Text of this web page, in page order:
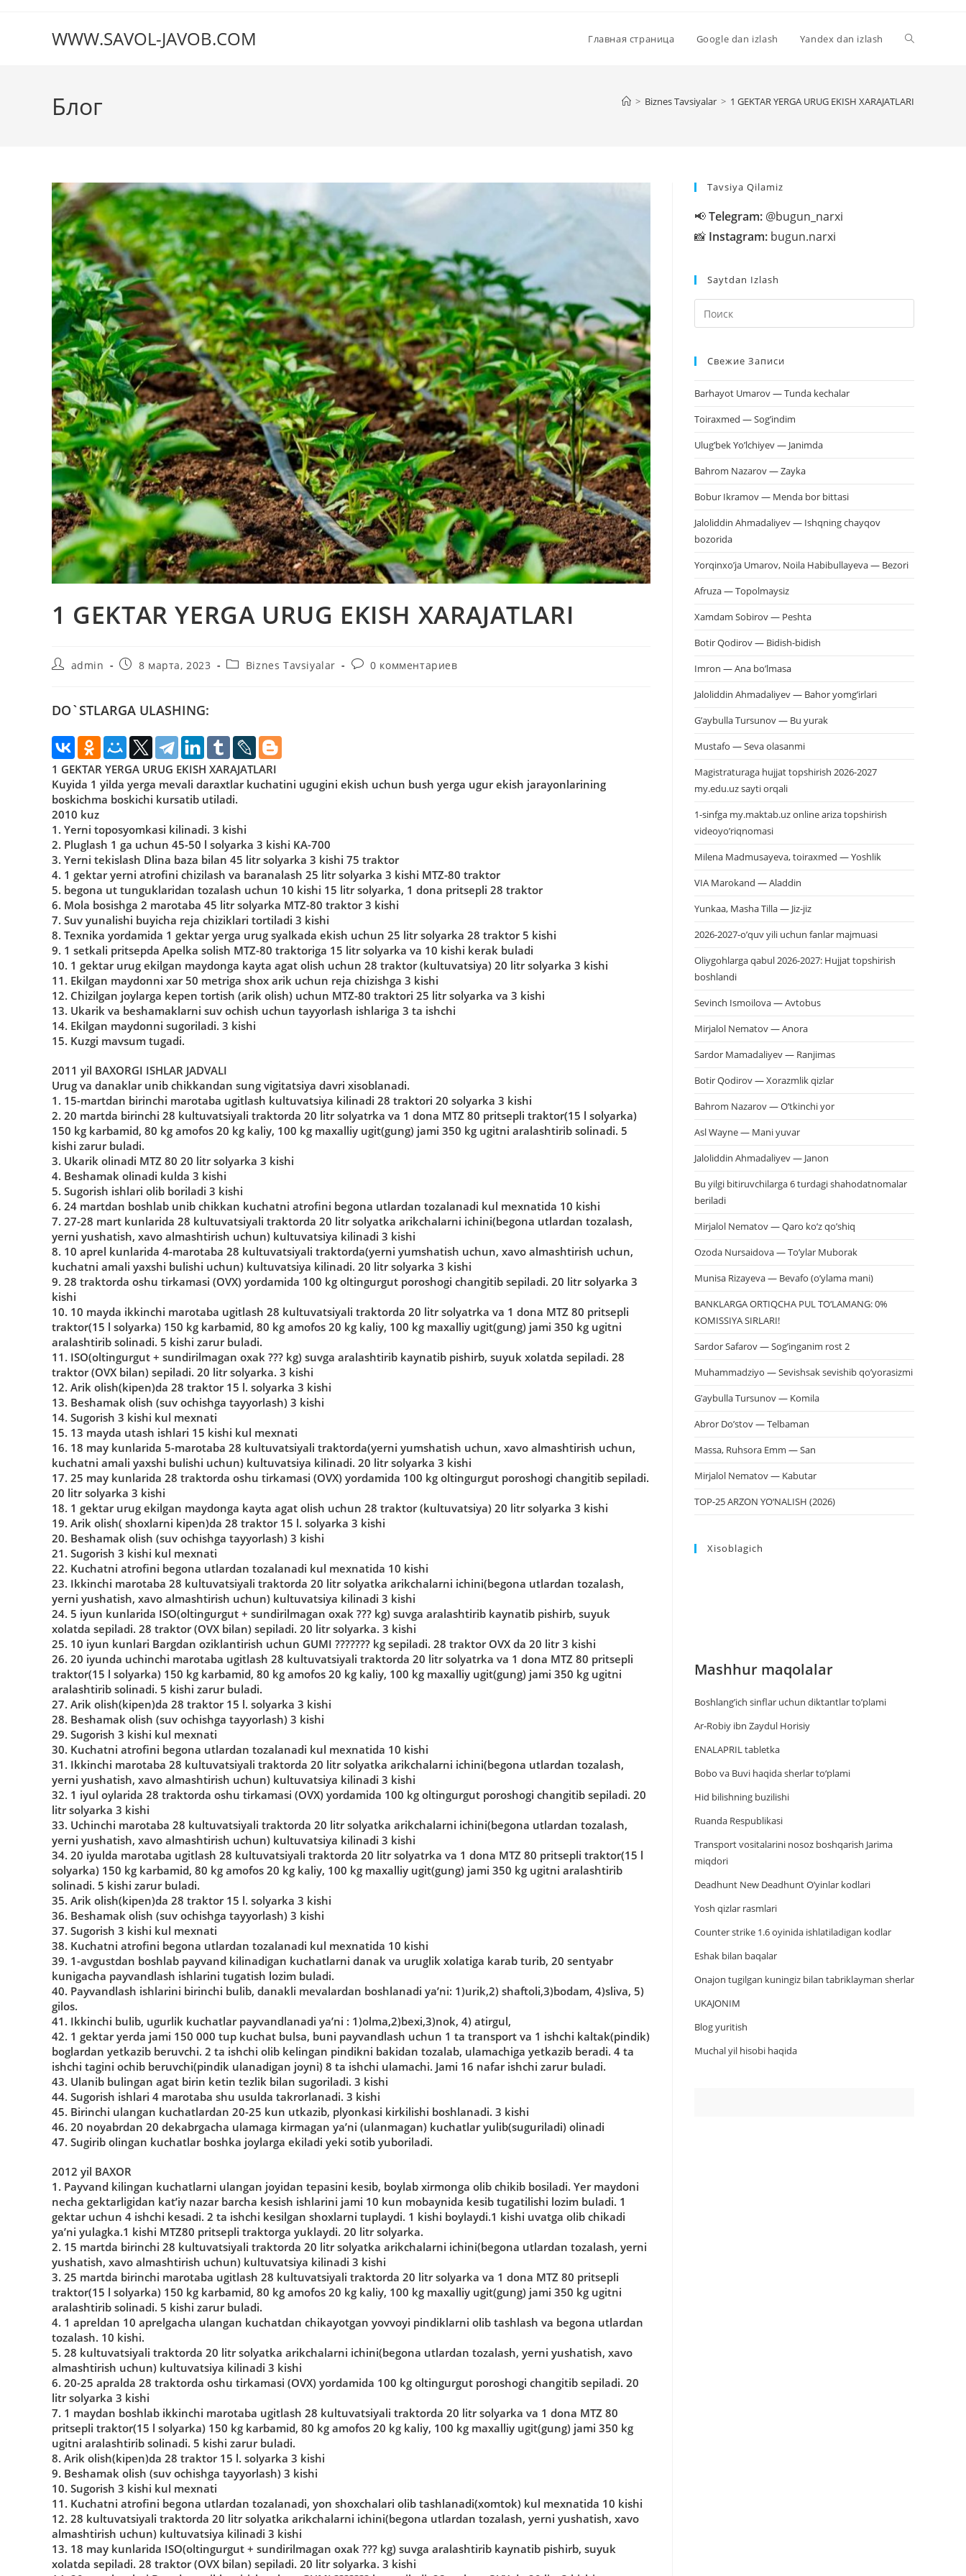
содержимомуWWW.SAVOL-JAVOB.COM Главная страница Google dan izlash Yandex dan izlash
Блог > Biznes Tavsiyalar > 1 GЕKTAR YERGA URUG EKISH XARAJATLARI
1 GЕKTAR YERGA URUG EKISH XARAJATLARI
Авторadmin
Запись8 марта, 2023
РубрикаBiznes Tavsiyalar
Комментарии
0 комментариев
DO`STLARGA ULASHING:
1 GЕKTAR YERGA URUG EKISH XARAJATLARI
Kuyida 1 yilda yerga mevali daraxtlar kuchatini ugugini ekish uchun bush yerga ugur ekish jarayonlarining
boskichma boskichi kursatib utiladi.
2010 kuz
1. Yerni toposyomkasi kilinadi. 3 kishi
2. Pluglash 1 ga uchun 45-50 l solyarka 3 kishi KA-700
3. Yerni tekislash Dlina baza bilan 45 litr solyarka 3 kishi 75 traktor
4. 1 gektar yerni atrofini chizilash va baranalash 25 litr solyarka 3 kishi MTZ-80 traktor
5. begona ut tunguklaridan tozalash uchun 10 kishi 15 litr solyarka, 1 dona pritsepli 28 traktor
6. Mola bosishga 2 marotaba 45 litr solyarka MTZ-80 traktor 3 kishi
7. Suv yunalishi buyicha reja chiziklari tortiladi 3 kishi
8. Texnika yordamida 1 gektar yerga urug syalkada ekish uchun 25 litr solyarka 28 traktor 5 kishi
9. 1 setkali pritsepda Apelka solish MTZ-80 traktoriga 15 litr solyarka va 10 kishi kerak buladi
10. 1 gektar urug ekilgan maydonga kayta agat olish uchun 28 traktor (kultuvatsiya) 20 litr solyarka 3 kishi
11. Ekilgan maydonni xar 50 metriga shox arik uchun reja chizishga 3 kishi
12. Chizilgan joylarga kepen tortish (arik olish) uchun MTZ-80 traktori 25 litr solyarka va 3 kishi
13. Ukarik va beshamaklarni suv ochish uchun tayyorlash ishlariga 3 ta ishchi
14. Ekilgan maydonni sugoriladi. 3 kishi
15. Kuzgi mavsum tugadi.
2011 yil BAXORGI ISHLAR JADVALI
Urug va danaklar unib chikkandan sung vigitatsiya davri xisoblanadi.
1. 15-martdan birinchi marotaba ugitlash kultuvatsiya kilinadi 28 traktori 20 solyarka 3 kishi
2. 20 martda birinchi 28 kultuvatsiyali traktorda 20 litr solyatrka va 1 dona MTZ 80 pritsepli traktor(15 l solyarka)
150 kg karbamid, 80 kg amofos 20 kg kaliy, 100 kg maxalliy ugit(gung) jami 350 kg ugitni aralashtirib solinadi. 5
kishi zarur buladi.
3. Ukarik olinadi MTZ 80 20 litr solyarka 3 kishi
4. Beshamak olinadi kulda 3 kishi
5. Sugorish ishlari olib boriladi 3 kishi
6. 24 martdan boshlab unib chikkan kuchatni atrofini begona utlardan tozalanadi kul mexnatida 10 kishi
7. 27-28 mart kunlarida 28 kultuvatsiyali traktorda 20 litr solyatka arikchalarni ichini(begona utlardan tozalash,
yerni yushatish, xavo almashtirish uchun) kultuvatsiya kilinadi 3 kishi
8. 10 aprel kunlarida 4-marotaba 28 kultuvatsiyali traktorda(yerni yumshatish uchun, xavo almashtirish uchun,
kuchatni amali yaxshi bulishi uchun) kultuvatsiya kilinadi. 20 litr solyarka 3 kishi
9. 28 traktorda oshu tirkamasi (OVX) yordamida 100 kg oltingurgut poroshogi changitib sepiladi. 20 litr solyarka 3
kishi
10. 10 mayda ikkinchi marotaba ugitlash 28 kultuvatsiyali traktorda 20 litr solyatrka va 1 dona MTZ 80 pritsepli
traktor(15 l solyarka) 150 kg karbamid, 80 kg amofos 20 kg kaliy, 100 kg maxalliy ugit(gung) jami 350 kg ugitni
aralashtirib solinadi. 5 kishi zarur buladi.
11. ISO(oltingurgut + sundirilmagan oxak ??? kg) suvga aralashtirib kaynatib pishirb, suyuk xolatda sepiladi. 28
traktor (OVX bilan) sepiladi. 20 litr solyarka. 3 kishi
12. Arik olish(kipen)da 28 traktor 15 l. solyarka 3 kishi
13. Beshamak olish (suv ochishga tayyorlash) 3 kishi
14. Sugorish 3 kishi kul mexnati
15. 13 mayda utash ishlari 15 kishi kul mexnati
16. 18 may kunlarida 5-marotaba 28 kultuvatsiyali traktorda(yerni yumshatish uchun, xavo almashtirish uchun,
kuchatni amali yaxshi bulishi uchun) kultuvatsiya kilinadi. 20 litr solyarka 3 kishi
17. 25 may kunlarida 28 traktorda oshu tirkamasi (OVX) yordamida 100 kg oltingurgut poroshogi changitib sepiladi.
20 litr solyarka 3 kishi
18. 1 gektar urug ekilgan maydonga kayta agat olish uchun 28 traktor (kultuvatsiya) 20 litr solyarka 3 kishi
19. Arik olish( shoxlarni kipen)da 28 traktor 15 l. solyarka 3 kishi
20. Beshamak olish (suv ochishga tayyorlash) 3 kishi
21. Sugorish 3 kishi kul mexnati
22. Kuchatni atrofini begona utlardan tozalanadi kul mexnatida 10 kishi
23. Ikkinchi marotaba 28 kultuvatsiyali traktorda 20 litr solyatka arikchalarni ichini(begona utlardan tozalash,
yerni yushatish, xavo almashtirish uchun) kultuvatsiya kilinadi 3 kishi
24. 5 iyun kunlarida ISO(oltingurgut + sundirilmagan oxak ??? kg) suvga aralashtirib kaynatib pishirb, suyuk
xolatda sepiladi. 28 traktor (OVX bilan) sepiladi. 20 litr solyarka. 3 kishi
25. 10 iyun kunlari Bargdan oziklantirish uchun GUMI ??????? kg sepiladi. 28 traktor OVX da 20 litr 3 kishi
26. 20 iyunda uchinchi marotaba ugitlash 28 kultuvatsiyali traktorda 20 litr solyatrka va 1 dona MTZ 80 pritsepli
traktor(15 l solyarka) 150 kg karbamid, 80 kg amofos 20 kg kaliy, 100 kg maxalliy ugit(gung) jami 350 kg ugitni
aralashtirib solinadi. 5 kishi zarur buladi.
27. Arik olish(kipen)da 28 traktor 15 l. solyarka 3 kishi
28. Beshamak olish (suv ochishga tayyorlash) 3 kishi
29. Sugorish 3 kishi kul mexnati
30. Kuchatni atrofini begona utlardan tozalanadi kul mexnatida 10 kishi
31. Ikkinchi marotaba 28 kultuvatsiyali traktorda 20 litr solyatka arikchalarni ichini(begona utlardan tozalash,
yerni yushatish, xavo almashtirish uchun) kultuvatsiya kilinadi 3 kishi
32. 1 iyul oylarida 28 traktorda oshu tirkamasi (OVX) yordamida 100 kg oltingurgut poroshogi changitib sepiladi. 20
litr solyarka 3 kishi
33. Uchinchi marotaba 28 kultuvatsiyali traktorda 20 litr solyatka arikchalarni ichini(begona utlardan tozalash,
yerni yushatish, xavo almashtirish uchun) kultuvatsiya kilinadi 3 kishi
34. 20 iyulda marotaba ugitlash 28 kultuvatsiyali traktorda 20 litr solyatrka va 1 dona MTZ 80 pritsepli traktor(15 l
solyarka) 150 kg karbamid, 80 kg amofos 20 kg kaliy, 100 kg maxalliy ugit(gung) jami 350 kg ugitni aralashtirib
solinadi. 5 kishi zarur buladi.
35. Arik olish(kipen)da 28 traktor 15 l. solyarka 3 kishi
36. Beshamak olish (suv ochishga tayyorlash) 3 kishi
37. Sugorish 3 kishi kul mexnati
38. Kuchatni atrofini begona utlardan tozalanadi kul mexnatida 10 kishi
39. 1-avgustdan boshlab payvand kilinadigan kuchatlarni danak va uruglik xolatiga karab turib, 20 sentyabr
kunigacha payvandlash ishlarini tugatish lozim buladi.
40. Payvandlash ishlarini birinchi bulib, danakli mevalardan boshlanadi ya’ni: 1)urik,2) shaftoli,3)bodam, 4)sliva, 5)
gilos.
41. Ikkinchi bulib, ugurlik kuchatlar payvandlanadi ya’ni : 1)olma,2)bexi,3)nok, 4) atirgul,
42. 1 gektar yerda jami 150 000 tup kuchat bulsa, buni payvandlash uchun 1 ta transport va 1 ishchi kaltak(pindik)
boglardan yetkazib beruvchi. 2 ta ishchi olib kelingan pindikni bakidan tozalab, ulamachiga yetkazib beradi. 4 ta
ishchi tagini ochib beruvchi(pindik ulanadigan joyni) 8 ta ishchi ulamachi. Jami 16 nafar ishchi zarur buladi.
43. Ulanib bulingan agat birin ketin tezlik bilan sugoriladi. 3 kishi
44. Sugorish ishlari 4 marotaba shu usulda takrorlanadi. 3 kishi
45. Birinchi ulangan kuchatlardan 20-25 kun utkazib, plyonkasi kirkilishi boshlanadi. 3 kishi
46. 20 noyabrdan 20 dekabrgacha ulamaga kirmagan ya’ni (ulanmagan) kuchatlar yulib(suguriladi) olinadi
47. Sugirib olingan kuchatlar boshka joylarga ekiladi yeki sotib yuboriladi.
2012 yil BAXOR
1. Payvand kilingan kuchatlarni ulangan joyidan tepasini kesib, boylab xirmonga olib chikib bosiladi. Yer maydoni
necha gektarligidan kat’iy nazar barcha kesish ishlarini jami 10 kun mobaynida kesib tugatilishi lozim buladi. 1
gektar uchun 4 ishchi kesadi. 2 ta ishchi kesilgan shoxlarni tuplaydi. 1 kishi boylaydi.1 kishi uvatga olib chikadi
ya’ni yulagka.1 kishi MTZ80 pritsepli traktorga yuklaydi. 20 litr solyarka.
2. 15 martda birinchi 28 kultuvatsiyali traktorda 20 litr solyatka arikchalarni ichini(begona utlardan tozalash, yerni
yushatish, xavo almashtirish uchun) kultuvatsiya kilinadi 3 kishi
3. 25 martda birinchi marotaba ugitlash 28 kultuvatsiyali traktorda 20 litr solyarka va 1 dona MTZ 80 pritsepli
traktor(15 l solyarka) 150 kg karbamid, 80 kg amofos 20 kg kaliy, 100 kg maxalliy ugit(gung) jami 350 kg ugitni
aralashtirib solinadi. 5 kishi zarur buladi.
4. 1 apreldan 10 aprelgacha ulangan kuchatdan chikayotgan yovvoyi pindiklarni olib tashlash va begona utlardan
tozalash. 10 kishi.
5. 28 kultuvatsiyali traktorda 20 litr solyatka arikchalarni ichini(begona utlardan tozalash, yerni yushatish, xavo
almashtirish uchun) kultuvatsiya kilinadi 3 kishi
6. 20-25 apralda 28 traktorda oshu tirkamasi (OVX) yordamida 100 kg oltingurgut poroshogi changitib sepiladi. 20
litr solyarka 3 kishi
7. 1 maydan boshlab ikkinchi marotaba ugitlash 28 kultuvatsiyali traktorda 20 litr solyarka va 1 dona MTZ 80
pritsepli traktor(15 l solyarka) 150 kg karbamid, 80 kg amofos 20 kg kaliy, 100 kg maxalliy ugit(gung) jami 350 kg
ugitni aralashtirib solinadi. 5 kishi zarur buladi.
8. Arik olish(kipen)da 28 traktor 15 l. solyarka 3 kishi
9. Beshamak olish (suv ochishga tayyorlash) 3 kishi
10. Sugorish 3 kishi kul mexnati
11. Kuchatni atrofini begona utlardan tozalanadi, yon shoxchalari olib tashlanadi(xomtok) kul mexnatida 10 kishi
12. 28 kultuvatsiyali traktorda 20 litr solyatka arikchalarni ichini(begona utlardan tozalash, yerni yushatish, xavo
almashtirish uchun) kultuvatsiya kilinadi 3 kishi
13. 18 may kunlarida ISO(oltingurgut + sundirilmagan oxak ??? kg) suvga aralashtirib kaynatib pishirb, suyuk
xolatda sepiladi. 28 traktor (OVX bilan) sepiladi. 20 litr solyarka. 3 kishi
Tavsiya Qilamiz
📢Telegram: @bugun_narxi
📸 Instagram: bugun.narxi
Saytdan Izlash
клавишу
Свежие Записи
Barhayot Umarov — Tunda kechalar
Toiraxmed — Sog’indim
Ulug’bek Yo’lchiyev — Janimda
Bahrom Nazarov — Zayka
Bobur Ikramov — Menda bor bittasi
Jaloliddin Ahmadaliyev — Ishqning chayqov
bozorida
Yorqinxo’ja Umarov, Noila Habibullayeva — Bezori
Afruza — Topolmaysiz
Xamdam Sobirov — Peshta
Botir Qodirov — Bidish-bidish
Imron — Ana bo’lmasa
Jaloliddin Ahmadaliyev — Bahor yomg’irlari
G’aybulla Tursunov — Bu yurak
Mustafo — Seva olasanmi
Magistraturaga hujjat topshirish 2026-2027
my.edu.uz sayti orqali
1-sinfga my.maktab.uz online ariza topshirish
videoyo’riqnomasi
Milena Madmusayeva, toiraxmed — Yoshlik
VIA Marokand — Aladdin
Yunkaa, Masha Tilla — Jiz-jiz
2026-2027-o’quv yili uchun fanlar majmuasi
Oliygohlarga qabul 2026-2027: Hujjat topshirish
boshlandi
Sevinch Ismoilova — Avtobus
Mirjalol Nematov — Anora
Sardor Mamadaliyev — Ranjimas
Botir Qodirov — Xorazmlik qizlar
Bahrom Nazarov — O’tkinchi yor
Asl Wayne — Mani yuvar
Jaloliddin Ahmadaliyev — Janon
Bu yilgi bitiruvchilarga 6 turdagi shahodatnomalar
beriladi
Mirjalol Nematov — Qaro ko’z qo’shiq
Ozoda Nursaidova — To’ylar Muborak
Munisa Rizayeva — Bevafo (o’ylama mani)
BANKLARGA ORTIQCHA PUL TO‘LAMANG: 0%
KOMISSIYA SIRLARI!
Sardor Safarov — Sog’inganim rost 2
Muhammadziyo — Sevishsak sevishib qo’yorasizmi
G’aybulla Tursunov — Komila
Abror Do’stov — Telbaman
Massa, Ruhsora Emm — San
Mirjalol Nematov — Kabutar
TOP-25 ARZON YO‘NALISH (2026)
Xisoblagich
Mashhur maqolalar
Boshlang’ich sinflar uchun diktantlar to’plami
Ar-Robiy ibn Zaydul Horisiy
ENALAPRIL tabletka
Bobo va Buvi haqida sherlar to‘plami
Hid bilishning buzilishi
Ruanda Respublikasi
Trаnsport vositаlаrini nosoz boshqаrish Jаrimа
miqdori
Deadhunt New Deadhunt O’yinlar kodlari
Yosh qizlar rasmlari
Counter strike 1.6 oyinida ishlatiladigan kodlar
Eshak bilan baqalar
Onajon tugilgan kuningiz bilan tabriklayman sherlar
UKAJONIM
Blog yuritish
Muchal yil hisobi haqida